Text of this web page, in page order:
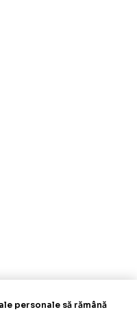
personale să rămână